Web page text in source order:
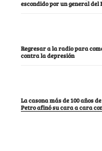
escondido por un general del
Regresar a la radio para
contra la depresión
La casona más de 100 años
Petro afinó su cara a cara